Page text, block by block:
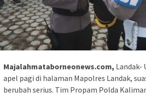
Majalahmataborneonews.com, Landak-
apel pagi di halaman Mapolres Landak,
berubah serius. Tim Propam Polda